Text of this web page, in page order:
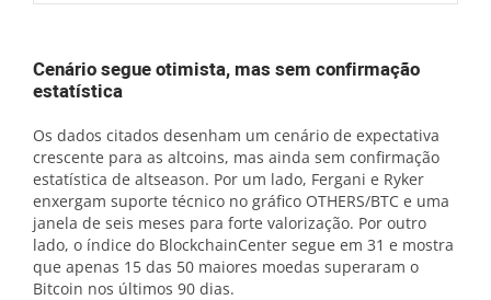
Cenário segue otimista, mas sem confirmação
estatística
Os dados citados desenham um cenário de expectativa
crescente para as altcoins, mas ainda sem confirmação
estatística de altseason. Por um lado, Fergani e Ryker
enxergam suporte técnico no gráfico OTHERS/BTC e uma
janela de seis meses para forte valorização. Por outro
lado, o índice do BlockchainCenter segue em 31 e mostra
que apenas 15 das 50 maiores moedas superaram o
Bitcoin nos últimos 90 dias.